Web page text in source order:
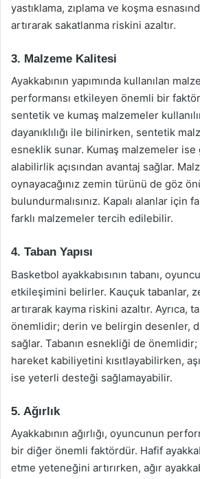
yastıklama, zıplama ve koşma
artırarak sakatlanma riskini azaltır.
3. Malzeme Kalitesi
Ayakkabının yapımında kullanılan
performansı etkileyen önemli bir
sentetik ve kumaş malzemeler
dayanıklılığı ile bilinirken, sentetik
esneklik sunar. Kumaş malzemeler
alabilirlik açısından avantaj sağlar.
oynayacağınız zemin türünü de göz
bulundurmalısınız. Kapalı alanlar için
farklı malzemeler tercih edilebilir.
4. Taban Yapısı
Basketbol ayakkabısının tabanı,
etkileşimini belirler. Kauçuk tabanlar,
artırarak kayma riskini azaltır. Ayrıca,
önemlidir; derin ve belirgin desenler,
sağlar. Tabanın esnekliği de
hareket kabiliyetini kısıtlayabilirken,
ise yeterli desteği sağlamayabilir.
5. Ağırlık
Ayakkabının ağırlığı, oyuncunun
bir diğer önemli faktördür. Hafif
etme yeteneğini artırırken, ağır